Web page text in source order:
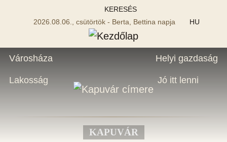
KERESÉS
2026.08.06., csütörtök - Berta, Bettina napja
HU
Városháza
Lakosság
Helyi gazdaság
Jó itt lenni
KAPUVÁR